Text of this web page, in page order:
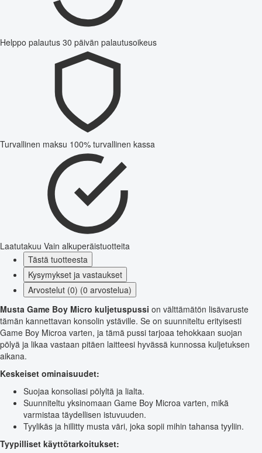
Helppo palautus 30 päivän palautusoikeus
Turvallinen maksu 100% turvallinen kassa
Laatutakuu Vain alkuperäistuotteita
Tästä tuotteesta
Kysymykset ja vastaukset
Arvostelut (0) (0 arvostelua)
Musta Game Boy Micro kuljetuspussi on välttämätön lisävaruste
tämän kannettavan konsolin ystäville. Se on suunniteltu erityisesti
Game Boy Microa varten, ja tämä pussi tarjoaa tehokkaan suojan
pölyä ja likaa vastaan pitäen laitteesi hyvässä kunnossa kuljetuksen
aikana.
Keskeiset ominaisuudet:
Suojaa konsoliasi pölyltä ja lialta.
Suunniteltu yksinomaan Game Boy Microa varten, mikä
varmistaa täydellisen istuvuuden.
Tyylikäs ja hillitty musta väri, joka sopii mihin tahansa tyyliin.
Tyypilliset käyttötarkoitukset: